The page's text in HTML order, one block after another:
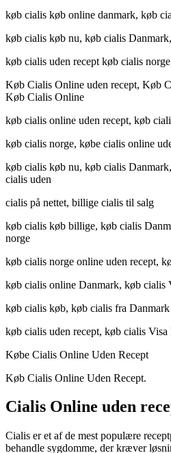
køb cialis køb online danmark, køb
køb cialis køb nu, køb cialis
køb cialis uden recept køb cialis
Køb Cialis Online uden recept, Køb
Køb Cialis Online
køb cialis online uden recept, køb
køb cialis norge, købe cialis online
køb cialis køb nu, køb cialis
cialis uden
cialis på nettet, billige cialis til salg
køb cialis køb billige, køb cialis
norge
køb cialis norge online uden recept,
køb cialis online Danmark, køb cialis
køb cialis køb, køb cialis fra Danmark
køb cialis uden recept, køb cialis
Købe Cialis Online Uden Recept
Køb Cialis Online Uden Recept.
Cialis Online uden
Cialis er et af de mest populære
behandle sygdomme, der kræver